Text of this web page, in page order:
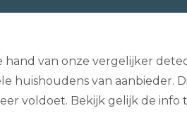
van onze vergelijker
van aanbieder.
voldoet. Bekijk gelijk de info